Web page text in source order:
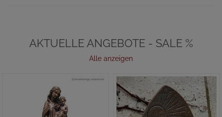
AKTUELLE ANGEBOTE - SALE %
Alle anzeigen